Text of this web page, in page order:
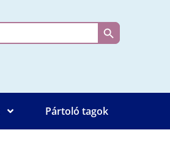
Search Button
Pártoló tagok